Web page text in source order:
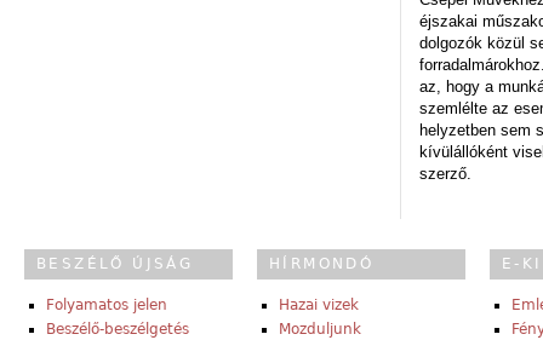
éjszakai
dolgozók közül
az, hogy a
szemlélte az
helyzetben sem
kívülállóként
szerző.
BESZÉLŐ ÚJSÁG
Folyamatos jelen
Beszélő-beszélgetés
HÍRMONDÓ
Hazai vizek
Mozduljunk
E-